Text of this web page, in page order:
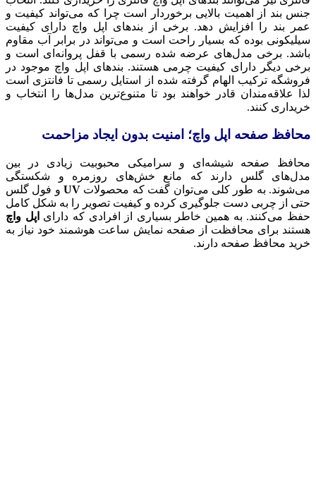
جنس بند از اهمیت بالایی برخوردار است چرا که می‌تواند کیفیت و
عمر بند را افزایش دهد. برخی از بندهای اپل واچ دارای کیفیت
سیلیکونی بوده که بسیار راحت است و می‌تواند در برابر آب مقاوم
باشد. برخی مدل‌های عرضه شده رسمی با قفل پروانه‌ای است و
برخی دیگر دارای کیفیت چرمی هستند. بندهای اپل واچ موجود در
فروشگه ترکیب الهام گرفته شده از استایل رسمی تا فانتزی است
لذا علاقه‌مندان قادر خواهند بود تا متنوع‌ترین مدل‌ها را انتخاب و
خریداری کنند.
محافظ صفحه اپل واچ؛ امنیت بدون ایجاد مزاحمت
محافظ صفحه شیشه‌ای و سرامیکی محبوبیت زیادی در بین
مدل‌های گلس دارند که مانع خش‌های روزمره و شکستگی
می‌شوند. به طور کلی می‌توان گفت که محصولات UVو فول گلس
حتی از چربی دست جلوگیری کرده و کیفیت تصویر را به شکل کامل
حفظ می‌کنند. به همین خاطر بسیاری از افرادی که دارای اپل واچ
هستند برای محافظت از صفحه نمایش ساعت هوشمند خود نیاز به
خرید محافظ صفحه دارند.